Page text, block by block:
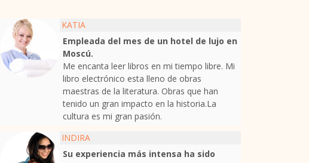
KATIA
Empleada del mes de un hotel de lujo en
Moscú.
Me encanta leer libros en mi tiempo libre. Mi
libro electrónico esta lleno de obras
maestras de la literatura. Obras que han
tenido un gran impacto en la historia.La
cultura es mi gran pasión.
INDIRA
Su experiencia más intensa ha sido